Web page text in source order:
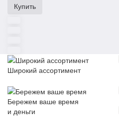
Купить
Широкий ассортимент
Бережем ваше время
и деньги